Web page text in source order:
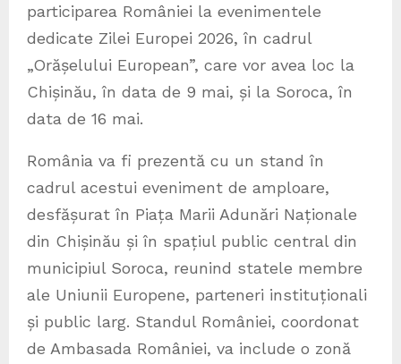
participarea României la evenimentele
dedicate Zilei Europei 2026, în cadrul
„Orășelului European”, care vor avea loc la
Chișinău, în data de 9 mai, și la Soroca, în
data de 16 mai.
România va fi prezentă cu un stand în
cadrul acestui eveniment de amploare,
desfășurat în Piața Marii Adunări Naționale
din Chișinău și în spațiul public central din
municipiul Soroca, reunind statele membre
ale Uniunii Europene, parteneri instituționali
și public larg. Standul României, coordonat
de Ambasada României, va include o zonă